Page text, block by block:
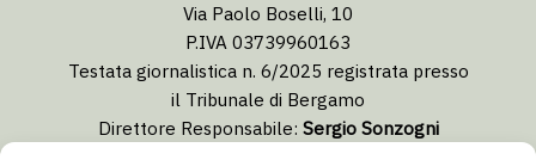
Via Paolo Boselli, 10
P.IVA 03739960163
Testata giornalistica n. 6/2025 registrata presso
il Tribunale di Bergamo
Direttore Responsabile: Sergio Sonzogni